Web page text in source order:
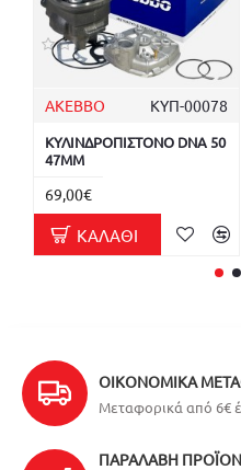
AKEBBO ΚΥΠ-00078
ΚΥΛΙΝΔΡΟΠΙΣΤΟΝΟ DNA 50
47MM
69,00€
ΚΑΛΆΘΙ
ΟΙΚΟΝΟΜΙΚΆ
Μεταφορικά από 6€
ΠΑΡΑΛΑΒΉ